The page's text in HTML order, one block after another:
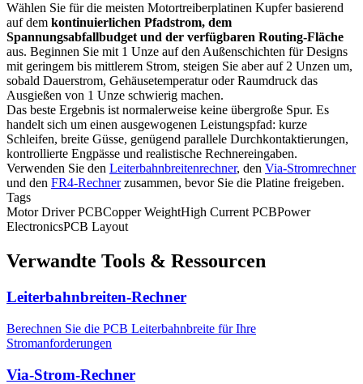
Wählen Sie für die meisten Motortreiberplatinen Kupfer basierend
auf dem kontinuierlichen Pfadstrom, dem
Spannungsabfallbudget und der verfügbaren Routing-Fläche
aus. Beginnen Sie mit 1 Unze auf den Außenschichten für Designs
mit geringem bis mittlerem Strom, steigen Sie aber auf 2 Unzen um,
sobald Dauerstrom, Gehäusetemperatur oder Raumdruck das
Ausgießen von 1 Unze schwierig machen.
Das beste Ergebnis ist normalerweise keine übergroße Spur. Es
handelt sich um einen ausgewogenen Leistungspfad: kurze
Schleifen, breite Güsse, genügend parallele Durchkontaktierungen,
kontrollierte Engpässe und realistische Rechnereingaben.
Verwenden Sie den Leiterbahnbreitenrechner, den Via-Stromrechner
und den FR4-Rechnerzusammen, bevor Sie die Platine freigeben.
Tags
Motor Driver PCBCopper WeightHigh Current PCBPower
ElectronicsPCB Layout
Verwandte Tools & Ressourcen
Leiterbahnbreiten-Rechner
Berechnen Sie die PCB Leiterbahnbreite für Ihre
Stromanforderungen
Via-Strom-Rechner